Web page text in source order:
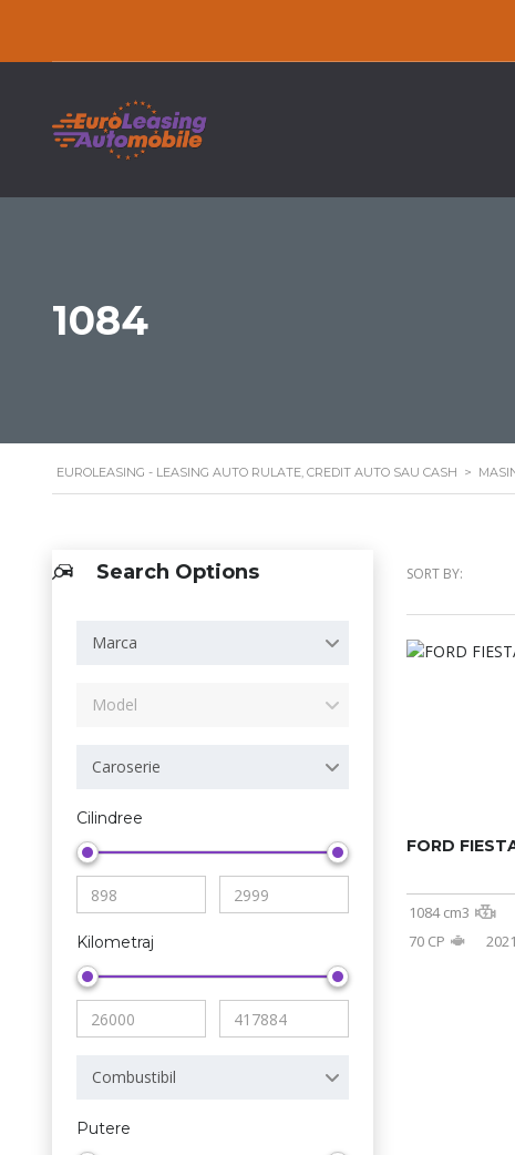
1084
EUROLEASING - LEASING AUTO RULATE, CREDIT AUTO SAU CASH >
Search Options
Marca
Model
Caroserie
Cilindree
Kilometraj
Combustibil
Putere
SORT BY:
FORD
1084 cm3
70 CP
2021